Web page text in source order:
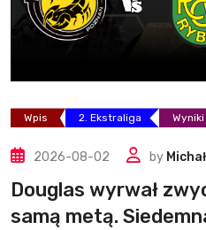
Wpis 2. Ekstraliga Wyniki
2026-08-02 by
Douglas wyrwał
samą metą.